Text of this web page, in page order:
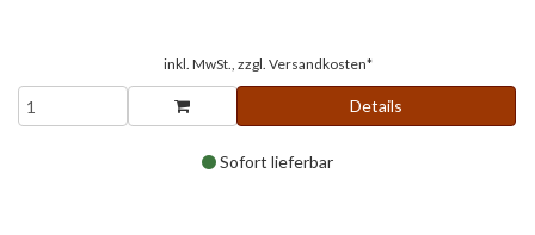
inkl. MwSt., zzgl. Versandkosten*
Details
Sofort lieferbar